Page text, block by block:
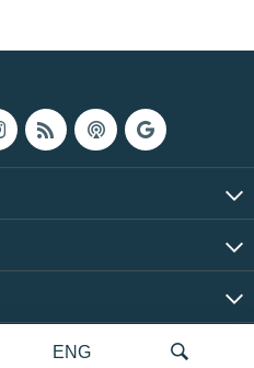
ENG ռադիոկայան © 2026